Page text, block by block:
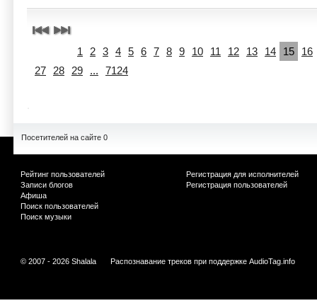
1 2 3 4 5 6 7 8 9 10 11 12 13 14 15
16
27
28 29 ... 7124
Посетителей на сайте 0
Рейтинг пользователей
Записи блогов
Афиша
Поиск пользователей
Поиск музыки
Регистрация для исполнителей
Регистрация пользователей
© 2007 - 2026 Shalala Распознавание треков при поддержке AudioTag.info